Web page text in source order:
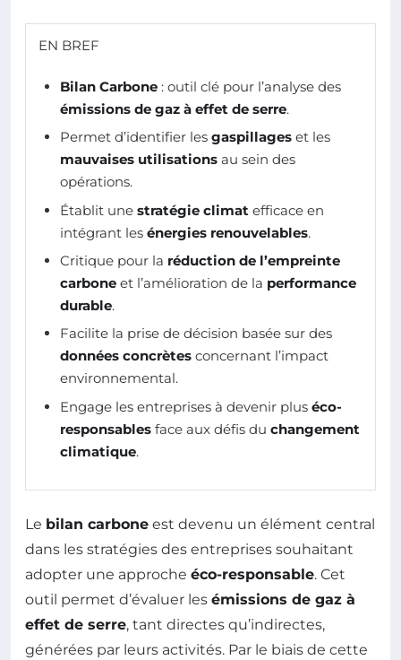
EN BREF
Bilan Carbone : outil clé pour l’analyse des
émissions de gaz à effet de serre.
Permet d’identifier les gaspillages et les
mauvaises utilisations au sein des
opérations.
Établit une stratégie climat efficace en
intégrant les énergies renouvelables.
Critique pour la réduction de l’empreinte
carbone et l’amélioration de la performance
durable.
Facilite la prise de décision basée sur des
données concrètes concernant l’impact
environnemental.
Engage les entreprises à devenir plus éco-
responsables face aux défis du changement
climatique.
Le bilan carbone est devenu un élément central
dans les stratégies des entreprises souhaitant
adopter une approche éco-responsable. Cet
outil permet d’évaluer les émissions de gaz à
effet de serre, tant directes qu’indirectes,
générées par leurs activités. Par le biais de cette